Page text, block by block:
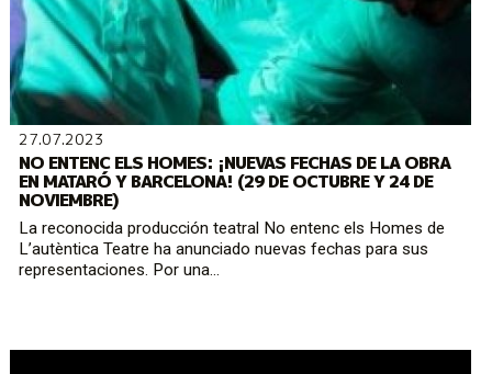
27.07.2023
NO ENTENC ELS HOMES: ¡NUEVAS FECHAS DE LA OBRA
EN MATARÓ Y BARCELONA! (29 DE OCTUBRE Y 24 DE
NOVIEMBRE)
La reconocida producción teatral No entenc els Homes de
L’autèntica Teatre ha anunciado nuevas fechas para sus
representaciones. Por una...